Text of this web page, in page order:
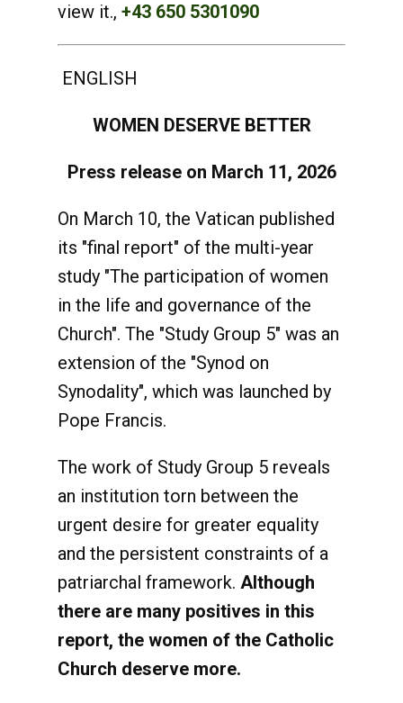
view it., +43 650 5301090
ENGLISH
WOMEN DESERVE BETTER
Press release on March 11, 2026
On March 10, the Vatican published
its "final report" of the multi-year
study "The participation of women
in the life and governance of the
Church". The "Study Group 5" was an
extension of the "Synod on
Synodality", which was launched by
Pope Francis.
The work of Study Group 5 reveals
an institution torn between the
urgent desire for greater equality
and the persistent constraints of a
patriarchal framework. Although
there are many positives in this
report, the women of the Catholic
Church deserve more.